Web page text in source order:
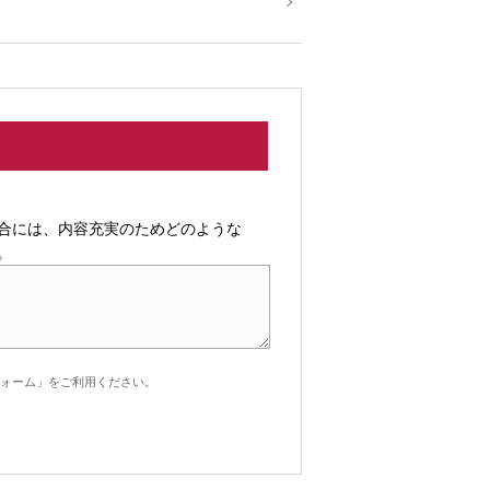
には、内容充実のためどのような
ーム」をご利用ください。